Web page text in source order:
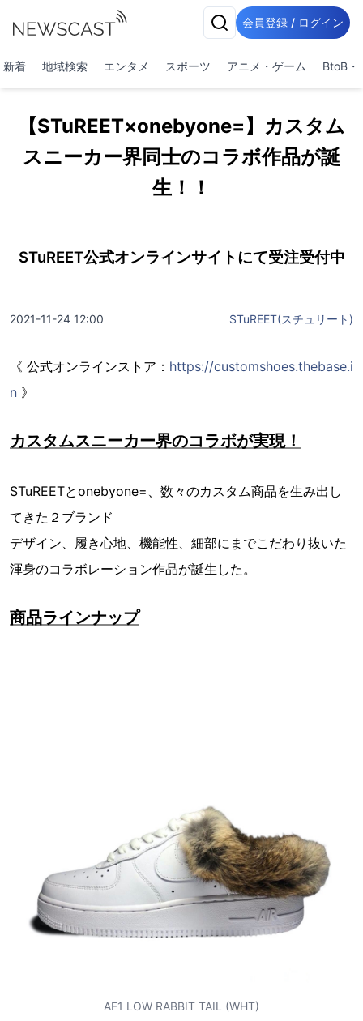
会員登録 / ログイン
新着 地域検索 エンタメ スポーツ アニメ・ゲーム BtoB・
【STuREET×onebyone=】カスタム
スニーカー界同士のコラボ作品が誕
生！！
STuREET公式オンラインサイトにて受注受付中
2021-11-24 12:00 STuREET(スチュリート)
《 公式オンラインストア： https://customshoes.thebase.i
n 》
カスタムスニーカー界のコラボが実現！
STuREETとonebyone=、数々のカスタム商品を生み出し
てきた２ブランド
デザイン、履き心地、機能性、細部にまでこだわり抜いた
渾身のコラボレーション作品が誕生した。
商品ラインナップ
AF1 LOW RABBIT TAIL (WHT)